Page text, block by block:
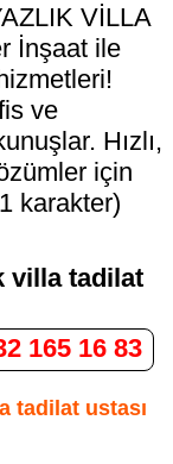
VİLLA
İnşaat ile
ve
Hızlı,
için
karakter)
villa tadilat
165 16 83
tadilat ustası